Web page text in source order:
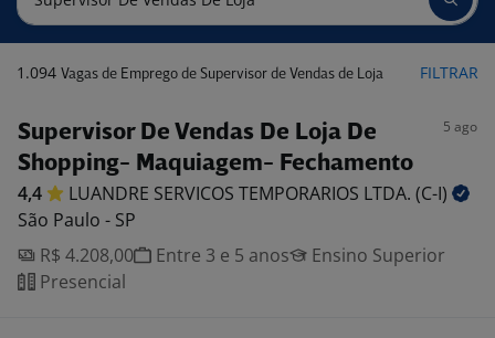
1.094 Vagas de Emprego de Supervisor de Vendas de Loja FILTRAR
Supervisor De Vendas De Loja De
Shopping- Maquiagem- Fechamento
5 ago
4,4 LUANDRE SERVICOS TEMPORARIOS LTDA. (C-I)
São Paulo - SP
R$ 4.208,00
Entre 3 e 5 anos
Ensino Superior
Presencial